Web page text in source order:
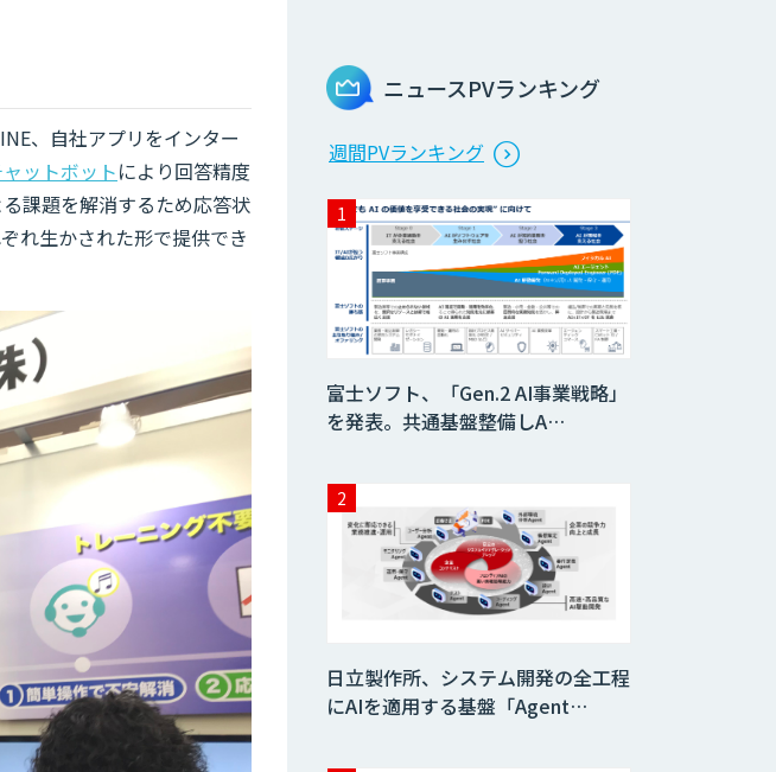
、自社アプリをインター
ットボットにより回答精度
課題を解消するため応答状
れ生かされた形で提供でき
ニュースPVランキング
週間PVランキング
富士ソフト、「Gen.2 AI事業戦略」
を発表。共通基盤整備しA…
日立製作所、システム開発の全工程
にAIを適用する基盤「Agent…